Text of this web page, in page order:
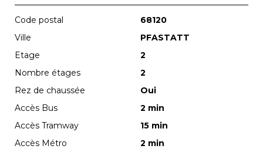
Code postal
68120
Ville
PFASTATT
Etage
2
Nombre étages
2
Rez de chaussée
Oui
Accès Bus
2 min
Accès Tramway
15 min
Accès Métro
2 min